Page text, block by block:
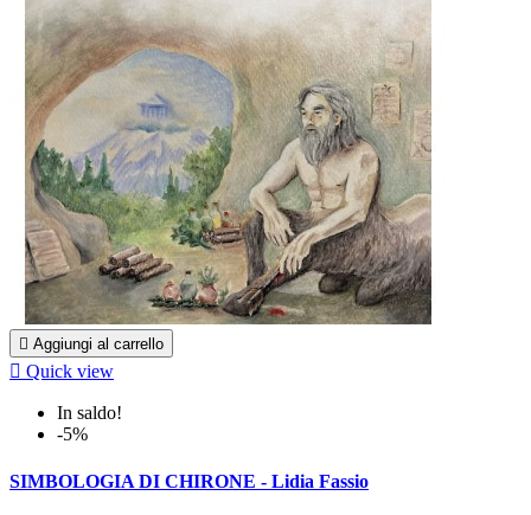
 Aggiungi al carrello
 Quick view
In saldo!
-5%
SIMBOLOGIA DI CHIRONE - Lidia Fassio